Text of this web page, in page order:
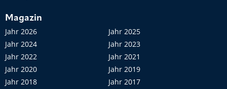
Magazin
Jahr 2026
Jahr 2025
Jahr 2024
Jahr 2023
Jahr 2022
Jahr 2021
Jahr 2020
Jahr 2019
Jahr 2018
Jahr 2017